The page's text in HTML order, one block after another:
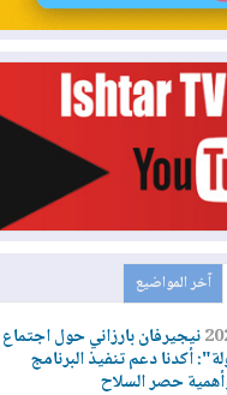
آخر المواضيع
نيجيرفان بارزاني حول اجتماع
أكدنا دعم تنفيذ البرنامج
حصر السلاح